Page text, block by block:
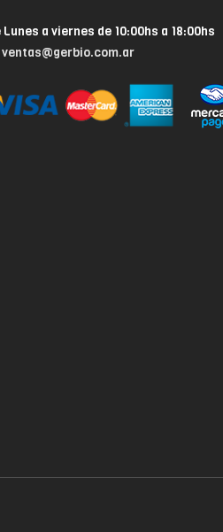
Lunes a viernes de 10:00hs a 18:00hs
ventas@gerbio.com.ar